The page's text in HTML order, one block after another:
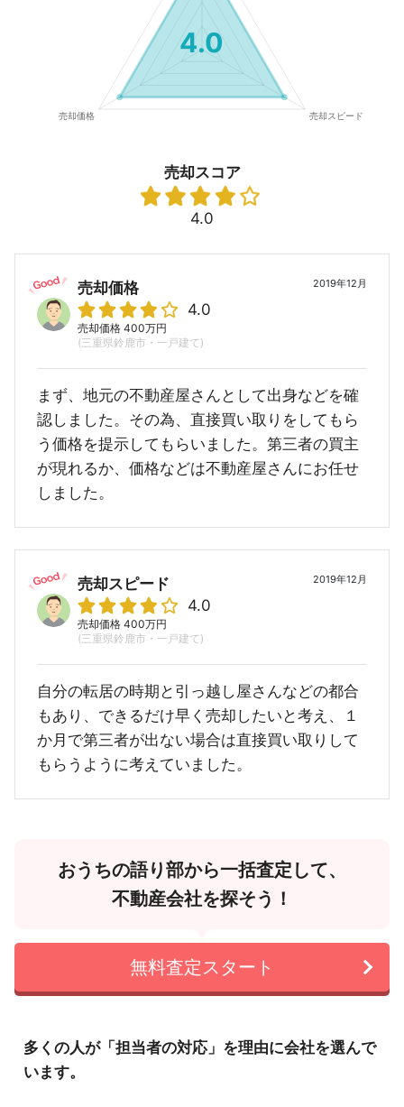
4.0
売却スコア
4.0
2019年12月
売却価格
4.0
売却価格 400万円
(三重県鈴鹿市・一戸建て)
まず、地元の不動産屋さんとして出身などを確
認しました。その為、直接買い取りをしてもら
う価格を提示してもらいました。第三者の買主
が現れるか、価格などは不動産屋さんにお任せ
しました。
2019年12月
売却スピード
4.0
売却価格 400万円
(三重県鈴鹿市・一戸建て)
自分の転居の時期と引っ越し屋さんなどの都合
もあり、できるだけ早く売却したいと考え、１
か月で第三者が出ない場合は直接買い取りして
もらうように考えていました。
おうちの語り部から一括査定して、
不動産会社を探そう！
無料査定スタート
多くの人が「担当者の対応」を理由に会社を選んで
います。